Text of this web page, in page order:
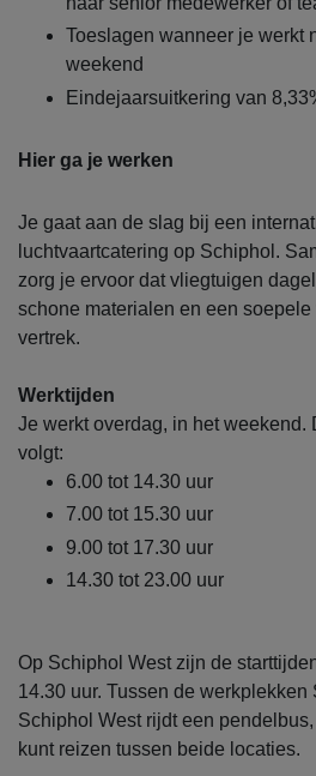
Toeslagen wanneer je werkt
weekend
Eindejaarsuitkering van
Hier ga je werken
Je gaat aan de slag bij een
luchtvaartcatering op Schiphol.
zorg je ervoor dat vliegtuigen
schone materialen en een
vertrek.
Werktijden
Je werkt overdag, in het weekend.
volgt:
6.00 tot 14.30 uur
7.00 tot 15.30 uur
9.00 tot 17.30 uur
14.30 tot 23.00 uur
Op Schiphol West zijn de
14.30 uur. Tussen de
Schiphol West rijdt een
kunt reizen tussen beide locaties.